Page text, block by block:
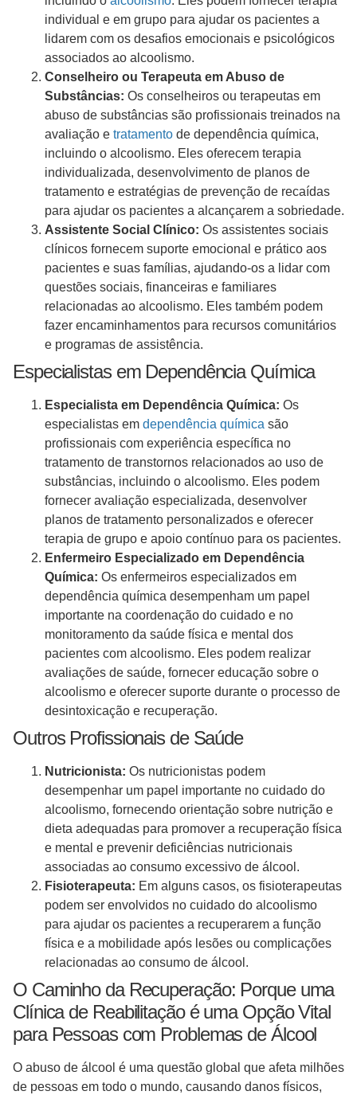
individual e em grupo para ajudar os pacientes a
lidarem com os desafios emocionais e psicológicos
associados ao alcoolismo.
Conselheiro ou Terapeuta em Abuso de
Substâncias: Os conselheiros ou terapeutas em
abuso de substâncias são profissionais treinados na
avaliação e tratamento de dependência química,
incluindo o alcoolismo. Eles oferecem terapia
individualizada, desenvolvimento de planos de
tratamento e estratégias de prevenção de recaídas
para ajudar os pacientes a alcançarem a sobriedade.
Assistente Social Clínico: Os assistentes sociais
clínicos fornecem suporte emocional e prático aos
pacientes e suas famílias, ajudando-os a lidar com
questões sociais, financeiras e familiares
relacionadas ao alcoolismo. Eles também podem
fazer encaminhamentos para recursos comunitários
e programas de assistência.
Especialistas em Dependência Química
Especialista em Dependência Química: Os
especialistas em dependência química são
profissionais com experiência específica no
tratamento de transtornos relacionados ao uso de
substâncias, incluindo o alcoolismo. Eles podem
fornecer avaliação especializada, desenvolver
planos de tratamento personalizados e oferecer
terapia de grupo e apoio contínuo para os pacientes.
Enfermeiro Especializado em Dependência
Química: Os enfermeiros especializados em
dependência química desempenham um papel
importante na coordenação do cuidado e no
monitoramento da saúde física e mental dos
pacientes com alcoolismo. Eles podem realizar
avaliações de saúde, fornecer educação sobre o
alcoolismo e oferecer suporte durante o processo de
desintoxicação e recuperação.
Outros Profissionais de Saúde
Nutricionista: Os nutricionistas podem
desempenhar um papel importante no cuidado do
alcoolismo, fornecendo orientação sobre nutrição e
dieta adequadas para promover a recuperação física
e mental e prevenir deficiências nutricionais
associadas ao consumo excessivo de álcool.
Fisioterapeuta: Em alguns casos, os fisioterapeutas
podem ser envolvidos no cuidado do alcoolismo
para ajudar os pacientes a recuperarem a função
física e a mobilidade após lesões ou complicações
relacionadas ao consumo de álcool.
O Caminho da Recuperação: Porque uma
Clínica de Reabilitação é uma Opção Vital
para Pessoas com Problemas de Álcool
O abuso de álcool é uma questão global que afeta milhões
de pessoas em todo o mundo, causando danos físicos,